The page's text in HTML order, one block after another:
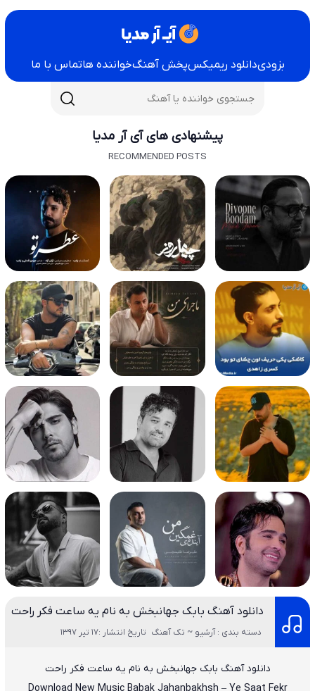
بزودیدانلود ریمیکسپخش آهنگخواننده هاتماس با ما
پیشنهادی های آی آر مدیا
RECOMMENDED POSTS
دانلود آهنگ بابک جهانبخش به نام یه ساعت فکر راحت
دسته بندی : آرشیو ~ تک آهنگ تاریخ انتشار :17 تیر 1397
دانلود آهنگ بابک جهانبخش به نام یه ساعت فکر راحت